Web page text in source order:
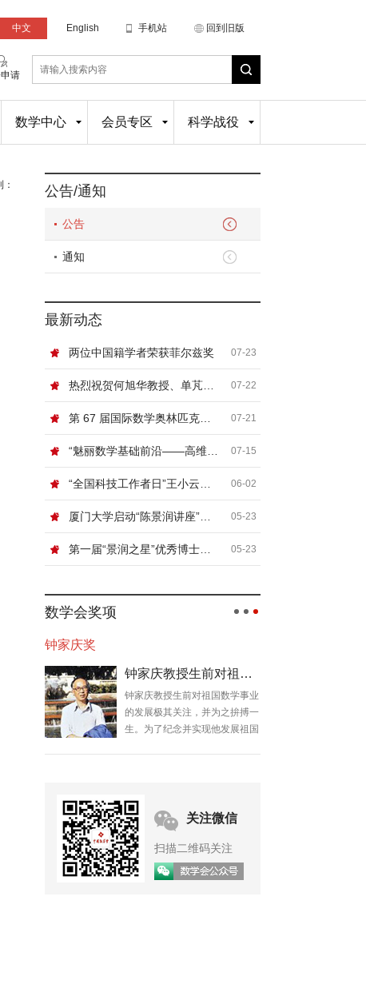
中文 English 手机站 回到旧版
请
数学中心 会员专区 科学战役
公告/通知
公告
通知
最新动态
两位中国籍学者荣获菲尔兹奖 07-23
07-22
07-21
07-15
06-02
05-23
05-23
数学会奖项
钟家庆奖
钟家庆教授生前对祖国数学事业的发展极其关切
钟家庆教授生前对祖国数学事业
的发展极其关注，并为之拚搏一
生。为了纪念并实现他发展祖国
关注微信
扫描二维码关注